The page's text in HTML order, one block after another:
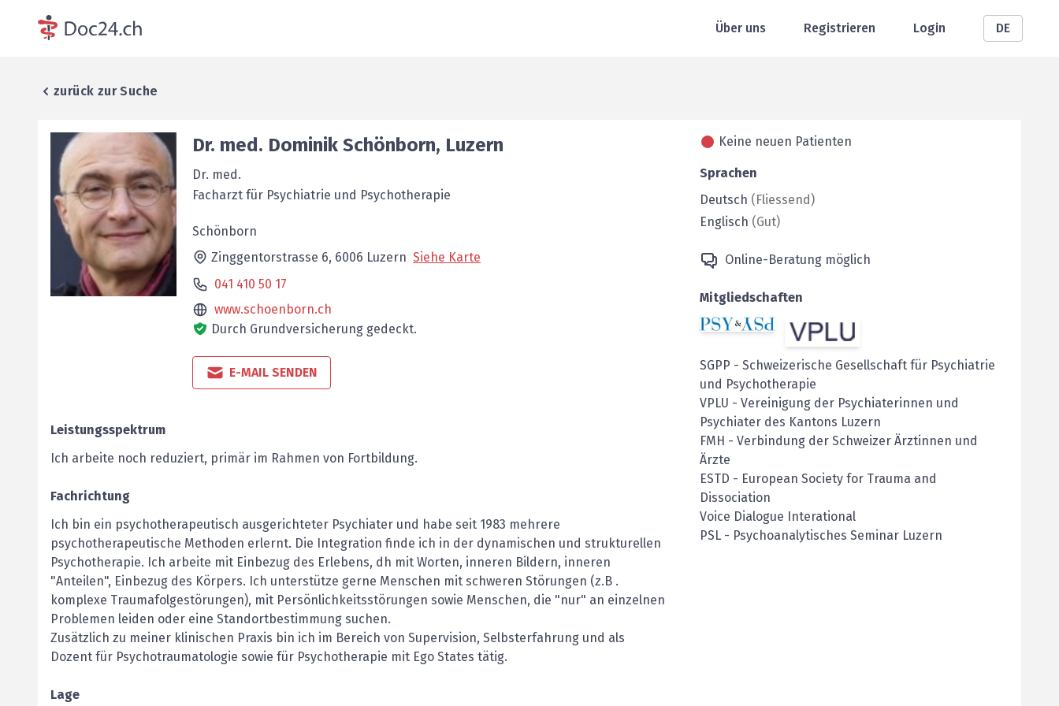
Über uns Registrieren Login DE
zurück zur Suche
Dr. med. Dominik Schönborn, Luzern
Dr. med.
Facharzt für Psychiatrie und Psychotherapie
Schönborn
Zinggentorstrasse 6, 6006 Luzern Siehe Karte
041 410 50 17
www.schoenborn.ch
Durch Grundversicherung gedeckt.
E-MAIL SENDEN
Leistungsspektrum
Ich arbeite noch reduziert, primär im Rahmen von Fortbildung.
Fachrichtung
Ich bin ein psychotherapeutisch ausgerichteter Psychiater und habe seit 1983 mehrere
psychotherapeutische Methoden erlernt. Die Integration finde ich in der dynamischen und strukturellen
Psychotherapie. Ich arbeite mit Einbezug des Erlebens, dh mit Worten, inneren Bildern, inneren
"Anteilen", Einbezug des Körpers. Ich unterstütze gerne Menschen mit schweren Störungen (z.B .
komplexe Traumafolgestörungen), mit Persönlichkeitsstörungen sowie Menschen, die "nur" an einzelnen
Problemen leiden oder eine Standortbestimmung suchen.
Zusätzlich zu meiner klinischen Praxis bin ich im Bereich von Supervision, Selbsterfahrung und als
Dozent für Psychotraumatologie sowie für Psychotherapie mit Ego States tätig.
Lage
Keine neuen Patienten
Sprachen
Deutsch (Fliessend)
Englisch (Gut)
Online-Beratung möglich
Mitgliedschaften
SGPP - Schweizerische Gesellschaft für Psychiatrie
und Psychotherapie
VPLU - Vereinigung der Psychiaterinnen und
Psychiater des Kantons Luzern
FMH - Verbindung der Schweizer Ärztinnen und
Ärzte
ESTD - European Society for Trauma and
Dissociation
Voice Dialogue Interational
PSL - Psychoanalytisches Seminar Luzern